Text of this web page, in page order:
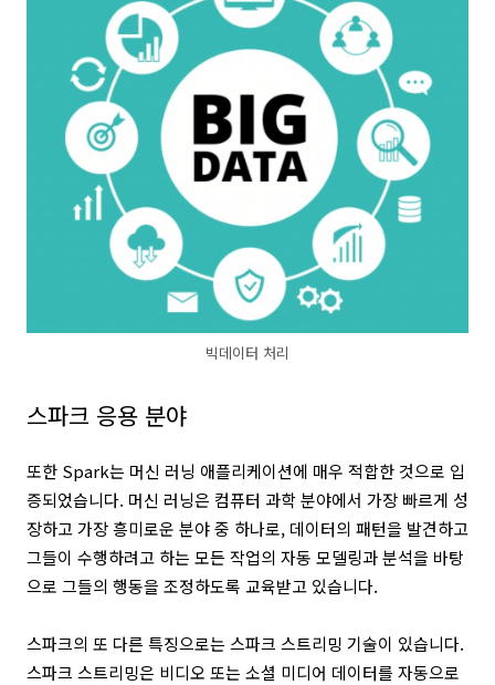
빅데이터 처리
스파크 응용 분야
또한 Spark는 머신 러닝 애플리케이션에 매우 적합한 것으로 입
증되었습니다. 머신 러닝은 컴퓨터 과학 분야에서 가장 빠르게 성
장하고 가장 흥미로운 분야 중 하나로, 데이터의 패턴을 발견하고
그들이 수행하려고 하는 모든 작업의 자동 모델링과 분석을 바탕
으로 그들의 행동을 조정하도록 교육받고 있습니다.
스파크의 또 다른 특징으로는 스파크 스트리밍 기술이 있습니다.
스파크 스트리밍은 비디오 또는 소셜 미디어 데이터를 자동으로